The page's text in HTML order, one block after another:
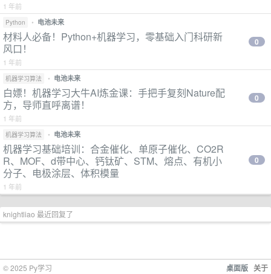
1 年前
Python • 电池未来
材料人必备！Python+机器学习，零基础入门科研新
风口！
1 年前
0
机器学习算法 • 电池未来
白嫖！机器学习大牛AI炼金课：手把手复刻Nature配
方，导师直呼离谱！
1 年前
0
机器学习算法 • 电池未来
机器学习基础培训：合金催化、单原子催化、CO2R
R、MOF、d带中心、钙钛矿、STM、熔点、有机小
分子、电极涂层、体积模量
1 年前
0
knightliao 最近回复了
桌面版 关于
© 2025 Py学习